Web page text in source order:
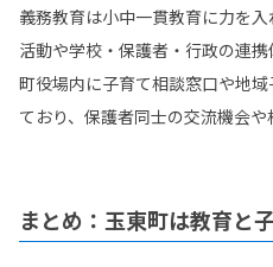
義務教育は小中一貫教育に力を
活動や学校・保護者・行政の連
町役場内に子育て相談窓口や地
ており、保護者同士の交流機会や
まとめ：玉東町は教育と